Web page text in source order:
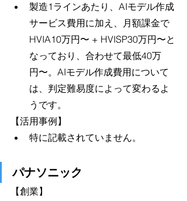
製造1ラインあたり、AIモデル作成
サービス費用に加え、月額課金で
HVIA10万円〜 + HVISP30万円〜と
なっており、合わせて最低40万
円〜。AIモデル作成費用について
は、判定難易度によって変わるよ
うです。
【活用事例】
特に記載されていません。
パナソニック
【創業】